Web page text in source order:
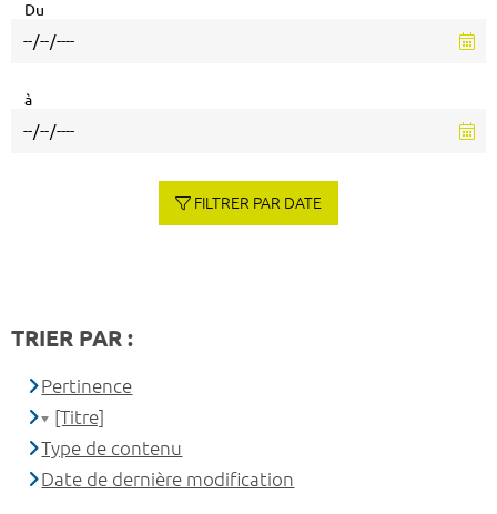
Du
à
FILTRER PAR DATE
TRIER PAR :
Pertinence
[Titre]
Type de contenu
Date de dernière modification